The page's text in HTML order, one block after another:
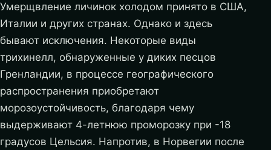
Умерщвление личинок холодом принято в США,
Италии и других странах. Однако и здесь
бывают исключения. Некоторые виды
трихинелл, обнаруженные у диких песцов
Гренландии, в процессе географического
распространения приобретают
морозоустойчивость, благодаря чему
выдерживают 4-летнюю проморозку при -18
градусов Цельсия. Напротив, в Норвегии после